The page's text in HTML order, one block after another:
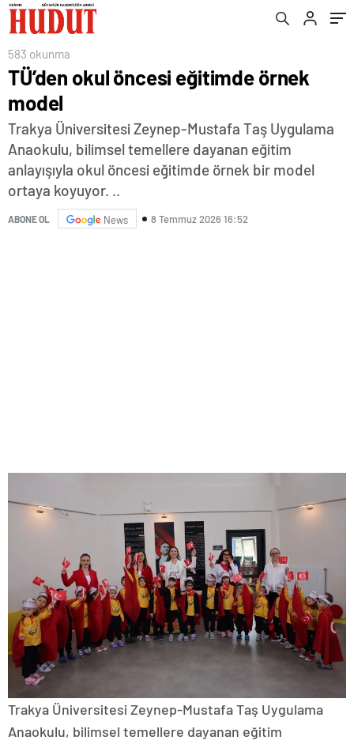
583 okunma
TÜ’den okul öncesi eğitimde örnek
model
Trakya Üniversitesi Zeynep-Mustafa Taş Uygulama
Anaokulu, bilimsel temellere dayanan eğitim
anlayışıyla okul öncesi eğitimde örnek bir model
ortaya koyuyor. ..
ABONE OL News 8 Temmuz 2026 16:52
Trakya Üniversitesi Zeynep-Mustafa Taş Uygulama
Anaokulu, bilimsel temellere dayanan eğitim